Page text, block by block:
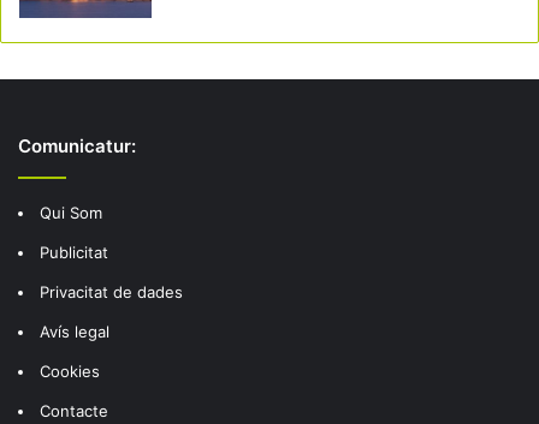
Comunicatur:
Qui Som
Publicitat
Privacitat de dades
Avís legal
Cookies
Contacte